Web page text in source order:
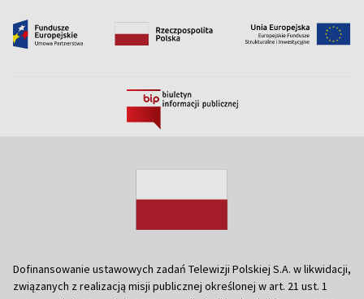
Dofinansowanie ustawowych zadań Telewizji Polskiej S.A. w likwidacji,
związanych z realizacją misji publicznej określonej w art. 21 ust. 1